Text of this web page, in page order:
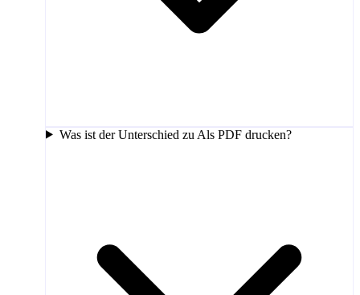
Was ist der Unterschied zu Als PDF drucken?